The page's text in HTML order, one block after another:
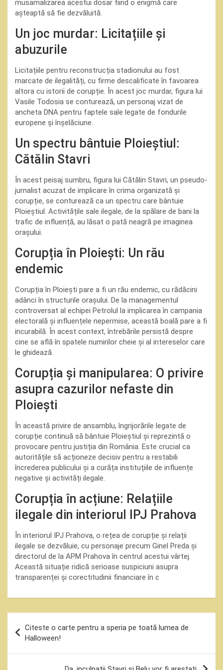
musamalizarea acestui dosar fiind o enigmă care
așteaptă să fie dezvăluită.
Un joc murdar: Licitațiile și
abuzurile
Licitațiile pentru reconstrucția stadionului au fost
marcate de ilegalități, cu firme descalificate în favoarea
altora cu istorii de corupție. În acest joc murdar, figura lui
Vasile Todosia se conturează, un personaj vizat de
ancheta DNA pentru faptele sale legate de fondurile
europene și înșelăciune.
Un spectru bântuie Ploieștiul:
Cătălin Stavri
În acest peisaj sumbru, figura lui Cătălin Stavri, un pseudo-
jurnalist acuzat de implicare în crima organizată și
corupție, se conturează ca un spectru care bântuie
Ploieștiul. Activitățile sale ilegale, de la spălare de bani la
trafic de influență, au lăsat o pată neagră pe imaginea
orașului.
Corupția în Ploiești: Un rău
endemic
Corupția în Ploiești pare a fi un rău endemic, cu rădăcini
adânci în structurile orașului. De la managementul
controversat al echipei Petrolul la implicarea în campania
electorală și influențele nepermise, această boală pare a fi
incurabilă. În acest context, întrebările persistă despre
cine se află în spatele numirilor cheie și al intereselor care
le ghidează.
Corupția și manipularea: O privire
asupra cazurilor nefaste din
Ploiești
În această privire de ansamblu, îngrijorările legate de
corupție continuă să bântuie Ploieștiul și reprezintă o
provocare pentru justiția din România. Este crucial ca
autoritățile să acționeze decisiv pentru a restabili
încrederea publicului și a curăța instituțiile de influențe
negative și activități ilegale.
Corupția în acțiune: Relațiile
ilegale din interiorul IPJ Prahova
În interiorul IPJ Prahova, o rețea de corupție și relații
ilegale se dezvăluie, cu personaje precum Ginel Preda și
directorul de la APM Prahova în centrul acestui vârtej.
Această situație ridică serioase suspiciuni asupra
transparenței și corectitudinii financiare în c
în
articole
Citeste o carte pentru a speria pe toată lumea de
Halloween!